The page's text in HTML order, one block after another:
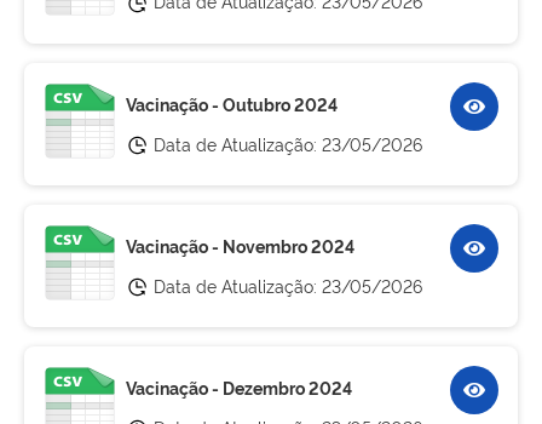
Vacinação - Outubro 2024
Data de Atualização: 23/05/2026
Vacinação - Novembro 2024
Data de Atualização: 23/05/2026
Vacinação - Dezembro 2024